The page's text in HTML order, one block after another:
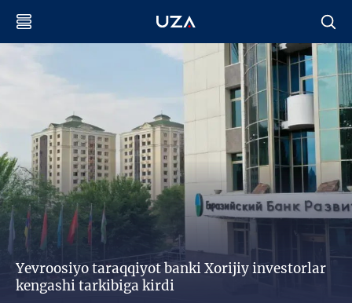
Yevroosiyo taraqqiyot banki Xorijiy investorlar
kengashi tarkibiga kirdi